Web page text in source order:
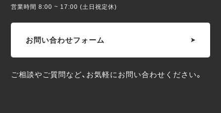
営業時間 8:00 ~ 17:00 (土日祝定休)
お問い合わせフォーム
ご相談やご質問など、お気軽にお問い合わせください。